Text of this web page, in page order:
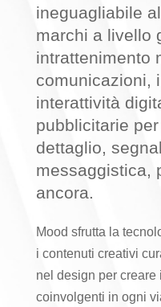
ineguagliabile
marchi a livello
intrattenimento
comunicazioni,
interattività
pubblicitarie
dettaglio,
messaggistica,
ancora.
Mood sfrutta la
i contenuti creativi
nel design per
coinvolgenti in ogni